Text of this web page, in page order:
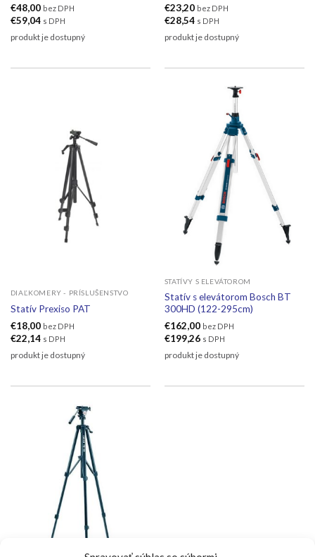
€48,00 bez DPH
€59,04 s DPH
produkt je dostupný
€23,20 bez DPH
€28,54 s DPH
produkt je dostupný
DIAĽKOMERY - PRÍSLUŠENSTVO
Statív Prexiso PAT
€18,00 bez DPH
€22,14 s DPH
produkt je dostupný
STATÍVY S ELEVÁTOROM
Statív s elevátorom Bosch BT
300HD (122-295cm)
€162,00 bez DPH
€199,26 s DPH
produkt je dostupný